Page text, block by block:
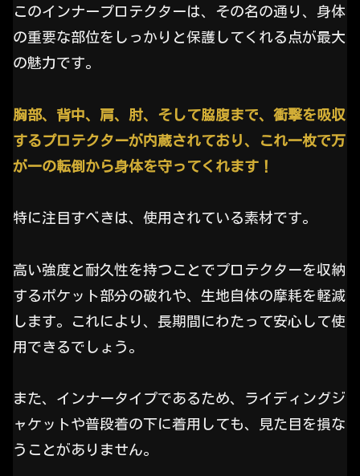
このインナープロテクターは、その名の通り、身体
の重要な部位をしっかりと保護してくれる点が最大
の魅力です。
胸部、背中、肩、肘、そして脇腹まで、衝撃を吸収
するプロテクターが内蔵されており、これ一枚で万
が一の転倒から身体を守ってくれます！
特に注目すべきは、使用されている素材です。
高い強度と耐久性を持つことでプロテクターを収納
するポケット部分の破れや、生地自体の摩耗を軽減
します。これにより、長期間にわたって安心して使
用できるでしょう。
また、インナータイプであるため、ライディングジ
ャケットや普段着の下に着用しても、見た目を損な
うことがありません。